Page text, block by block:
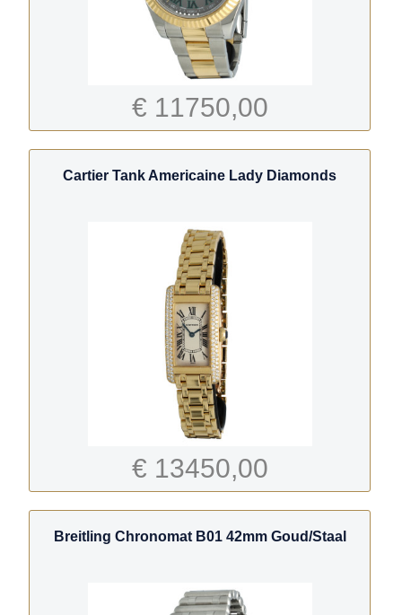
€ 11750,00
Cartier Tank Americaine Lady Diamonds
€ 13450,00
Breitling Chronomat B01 42mm Goud/Staal